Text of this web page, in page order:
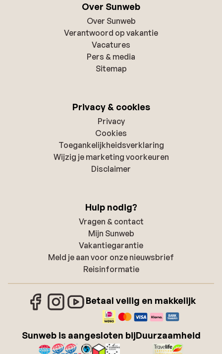
Over Sunweb
Over Sunweb
Verantwoord op vakantie
Vacatures
Pers & media
Sitemap
Privacy & cookies
Privacy
Cookies
Toegankelijkheidsverklaring
Wijzig je marketing voorkeuren
Disclaimer
Hulp nodig?
Vragen & contact
Mijn Sunweb
Vakantiegarantie
Meld je aan voor onze nieuwsbrief
Reisinformatie
Betaal veilig en makkelijk
Sunweb is aangesloten bijDuurzaamheid